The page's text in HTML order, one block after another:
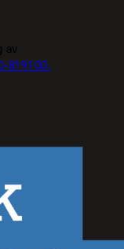
av
81 91 00.